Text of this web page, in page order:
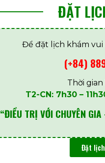
ĐẶT
Để đặt lịch khám
(+84)
Thời gian
T2-CN: 7h30 –
“ĐIỀU TRỊ VỚI CHUYÊN
Đặt